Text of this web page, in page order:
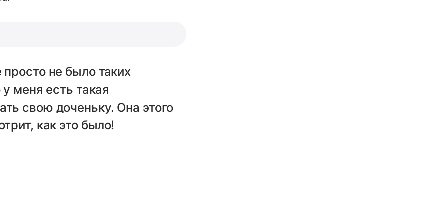
не было таких
меня есть такая
свою доченьку. Она этого
как это было!